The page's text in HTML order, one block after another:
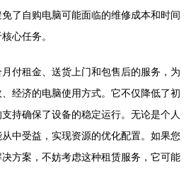
了自购电脑可能面临的维修成本和时间
心任务。
付租金、送货上门和包售后的服务，为
经济的电脑使用方式。它不仅降低了初
持确保了设备的稳定运行。无论是个人
中受益，实现资源的优化配置。如果您
方案，不妨考虑这种租赁服务，它可能